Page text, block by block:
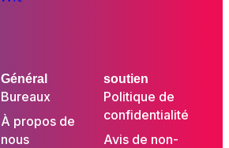
Général
Bureaux
À propos de
nous
soutien
Politique de
confidentialité
Avis de non-